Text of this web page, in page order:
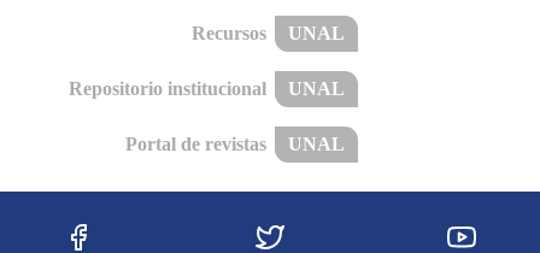
Recursos UNAL
Repositorio institucional UNAL
Portal de revistas UNAL